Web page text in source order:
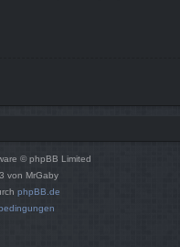
© phpBB Limited
von MrGaby
phpBB.de